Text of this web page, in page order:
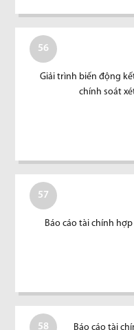
56
Giải trình biến động
chính soát
57
Báo cáo tài chính
58 Báo cáo tài